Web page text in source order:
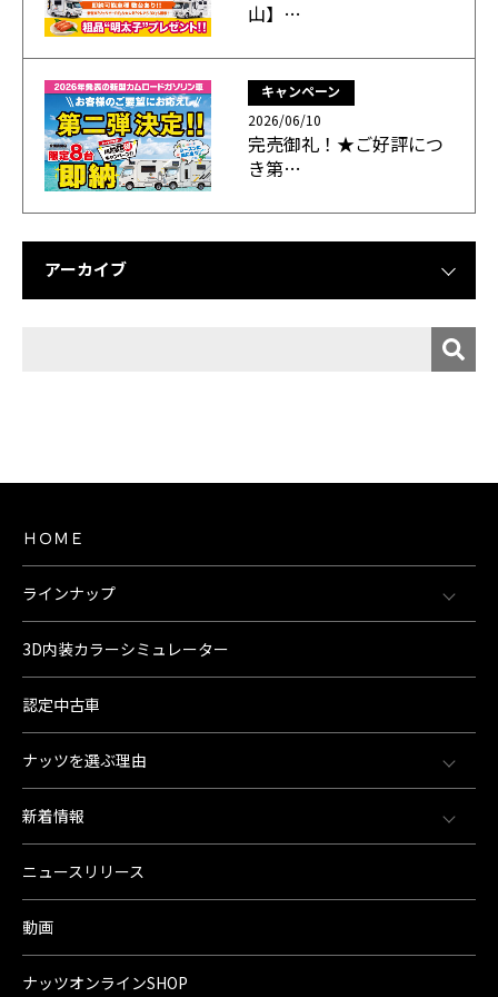
山】…
キャンペーン
2026/06/10
完売御礼！★ご好評につ
き第…
アーカイブ
ＨＯＭＥ
ラインナップ
3D内装カラーシミュレーター
認定中古車
ナッツを選ぶ理由
新着情報
ニュースリリース
動画
ナッツオンラインSHOP